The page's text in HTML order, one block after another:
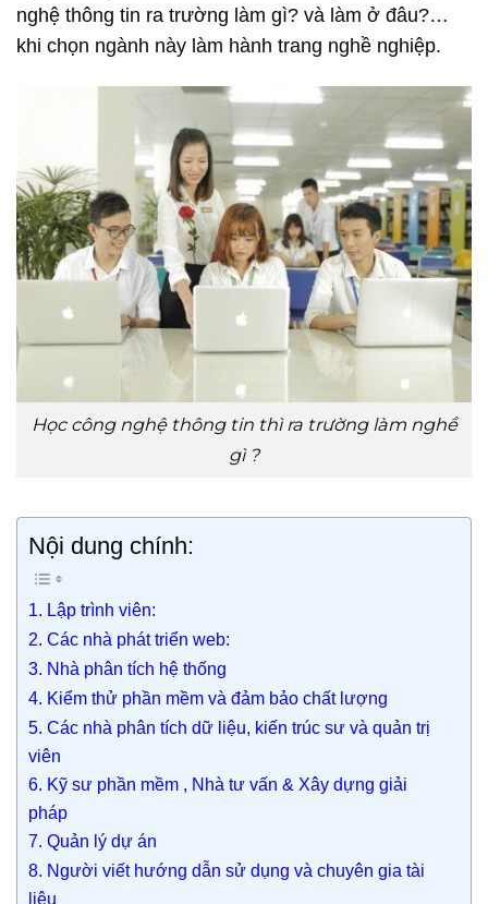
nghệ thông tin ra trường làm gì? và làm ở đâu?…
khi chọn ngành này làm hành trang nghề nghiệp.
Học công nghệ thông tin thì ra trường làm nghề
gì ?
Nội dung chính:
1. Lập trình viên:
2. Các nhà phát triển web:
3. Nhà phân tích hệ thống
4. Kiểm thử phần mềm và đảm bảo chất lượng
5. Các nhà phân tích dữ liệu, kiến trúc sư và quản trị
viên
6. Kỹ sư phần mềm , Nhà tư vấn & Xây dựng giải
pháp
7. Quản lý dự án
8. Người viết hướng dẫn sử dụng và chuyên gia tài
liệu